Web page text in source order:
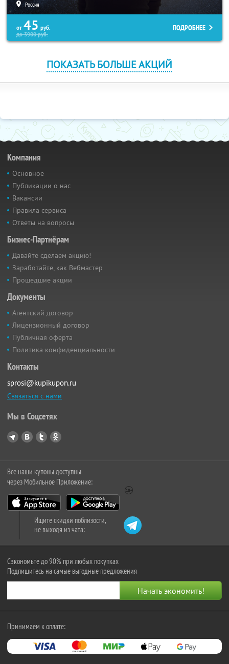
Россия
от 45 руб.
до3900руб.
ПОДРОБНЕЕ
ПОКАЗАТЬ БОЛЬШЕ АКЦИЙ
Компания
Основное
Публикации о нас
Вакансии
Правила сервиса
Ответы на вопросы
Бизнес-Партнёрам
Давайте сделаем акцию!
Заработайте, как Вебмастер
Прошедшие акции
Документы
Агентский договор
Лицензионный договор
Публичная оферта
Политика конфиденциальности
Контакты
sprosi@kupikupon.ru
Связаться с нами
Мы в Соцсетях
Все наши купоны доступны
через Мобильное Приложение:
Ищите скидки поблизости,
не выходя из чата:
Сэкономьте до 90% при любых покупках
Подпишитесь на самые выгодные предложения
Принимаем к оплате: